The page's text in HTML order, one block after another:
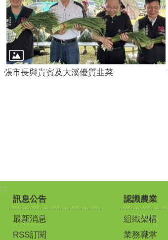
張市長與貴賓及大溪優質韭菜
:::
訊息公告
最新消息
RSS訂閱
認識農業
組織架構
業務職掌